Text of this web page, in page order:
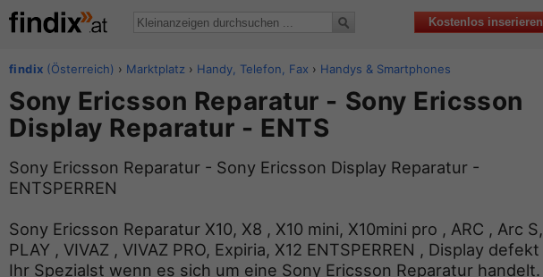
Kostenlos inserieren
findix (Österreich) › Marktplatz › Handy, Telefon, Fax › Handys & Smartphones
Sony Ericsson Reparatur - Sony Ericsson
Display Reparatur - ENTS
Sony Ericsson Reparatur - Sony Ericsson Display Reparatur -
ENTSPERREN
Sony Ericsson Reparatur X10, X8 , X10 mini, X10mini pro , ARC , Arc S,
PLAY , VIVAZ , VIVAZ PRO, Expiria, X12 ENTSPERREN , Display defekt
Ihr Spezialst wenn es sich um eine Sony Ericsson Reparatur handelt.